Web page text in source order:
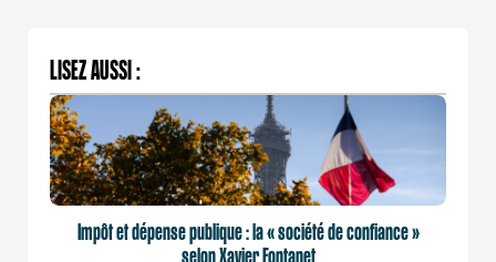
LISEZ AUSSI :
Impôt et dépense publique : la « société de confiance »